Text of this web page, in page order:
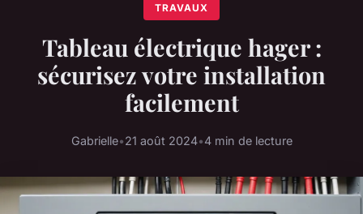
TRAVAUX
Tableau électrique hager :
sécurisez votre installation
facilement
Gabrielle•21 août 2024•4 min de lecture